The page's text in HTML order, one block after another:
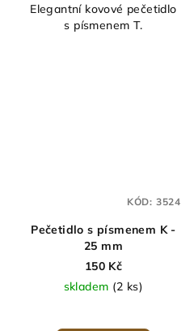
Elegantní kovové pečetidlo
s písmenem T.
Pečetidlo s písmenem K -
25 mm
150 Kč
skladem (2 ks)
KÓD: 3524